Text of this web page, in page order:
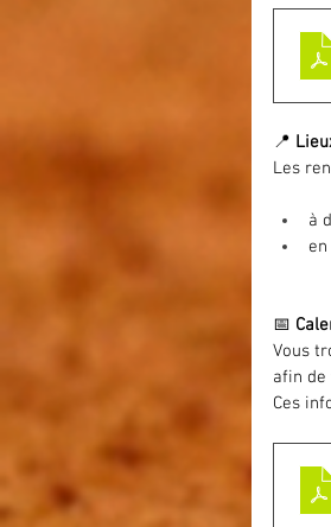
📍
Les
à
📅
Vous
afin de
Ces